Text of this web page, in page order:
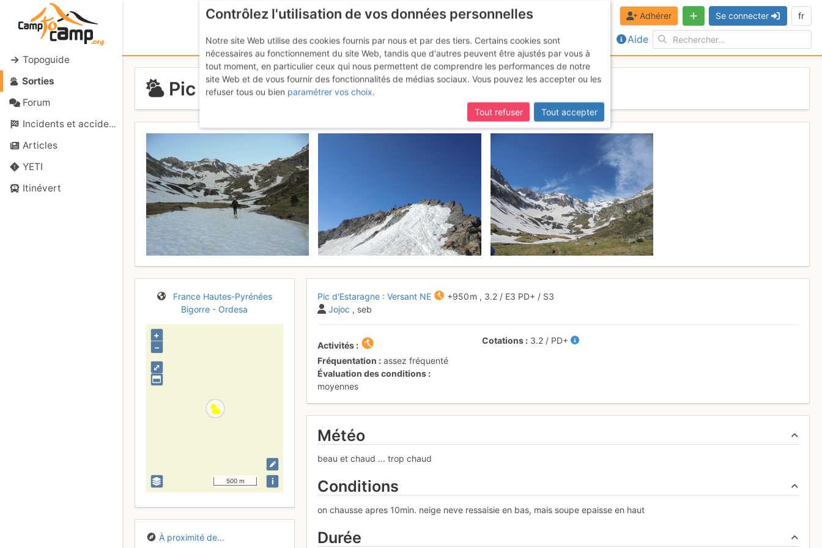
Topoguide
Sorties
Forum
Incidents et accidents
Articles
YETI
Itinévert
Aide
Adhérer Se connecter fr
Pic d'Estaragne : Versant NE
France Hautes-Pyrénées
Bigorre - Ordesa
⤢
+
–
500 m i
À proximité de...
Pic d'Estaragne : Versant NE +950 m , 3.2 / E3 PD+ / S3
Jojoc , seb
Activités
Fréquentation
assez fréquenté
Évaluation des conditions
moyennes
Cotations 3.2 / PD+
Météo
beau et chaud ... trop chaud
Conditions
on chausse apres 10min. neige neve ressaisie en bas, mais soupe epaisse en haut
Durée
Contrôlez l'utilisation de vos données personnelles
Notre site Web utilise des cookies fournis par nous et par des tiers. Certains cookies sont
nécessaires au fonctionnement du site Web, tandis que d'autres peuvent être ajustés par vous à
tout moment, en particulier ceux qui nous permettent de comprendre les performances de notre
site Web et de vous fournir des fonctionnalités de médias sociaux. Vous pouvez les accepter ou les
refuser tous ou bien paramétrer vos choix.
Tout refuser
Tout accepter